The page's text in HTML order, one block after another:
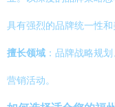
具有强烈的品牌统一性和
擅长领域 ：品牌战略规
营销活动。